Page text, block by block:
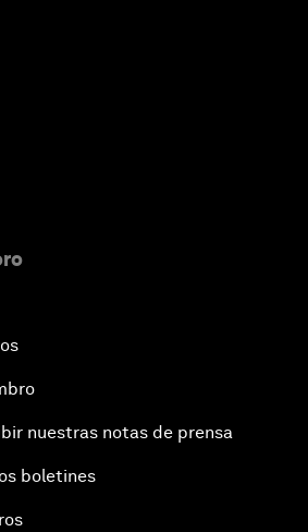
nuestras notas de prensa
boletines